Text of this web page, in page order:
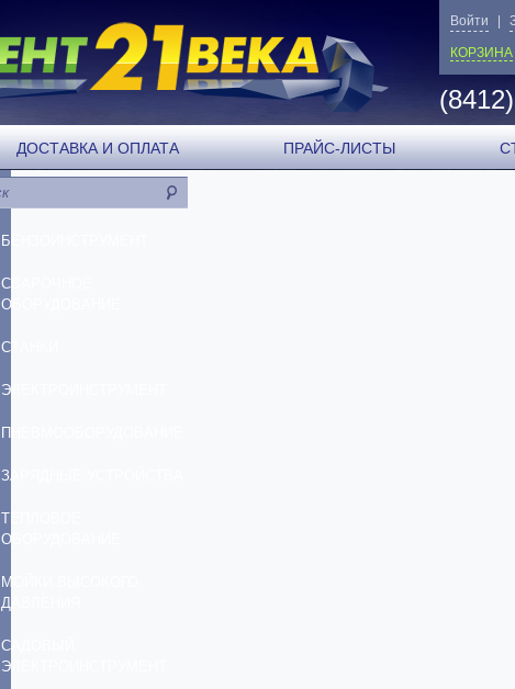
Войти
КОРЗИНА
ДОСТАВКА И ОПЛАТА ПРАЙС-ЛИСТЫ
БЕНЗОИНСТРУМЕНТ
СВАРОЧНОЕ
ОБОРУДОВАНИЕ
СТАНКИ
ЭЛЕКТРОИНСТРУМЕНТ
ПНЕВМООБОРУДОВАНИЕ
ЗАРЯДНЫЕ УСТРОЙСТВА
ТЕПЛОВОЕ
ОБОРУДОВАНИЕ
МОЙКИ ВЫСОКОГО
ДАВЛЕНИЯ
САДОВЫЙ
ЭЛЕКТРОИНСТРУМЕНТ